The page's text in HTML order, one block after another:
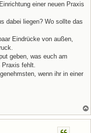
einer neuen Praxis
dabei liegen? Wo sollte das
Eindrücke von außen,
geben, was euch am
Praxis fehlt.
wenn ihr in einer